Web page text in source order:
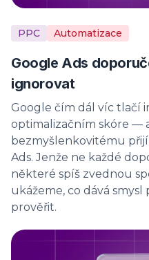
PPC Automatizace
Google Ads
ignorovat
Google čím dál víc tlačí
optimalizačním skóre —
bezmyšlenkovitému
Ads. Jenže ne každé
některé spíš zvednou
ukážeme, co dává
prověřit.